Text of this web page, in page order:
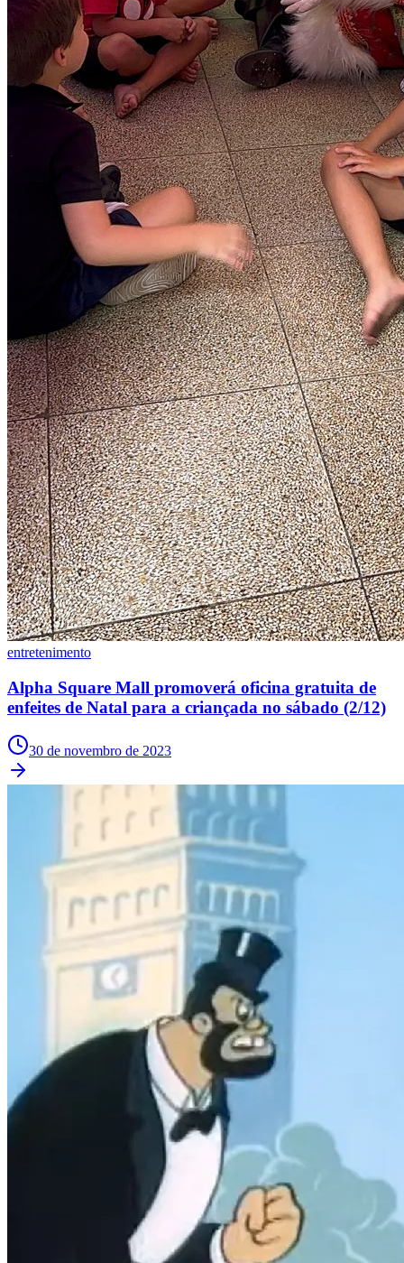
Cruzeiro
Bahia
entretenimento
Alpha Square Mall promoverá oficina gratuita de
enfeites de Natal para a criançada no sábado (2/12)
30 de novembro de 2023